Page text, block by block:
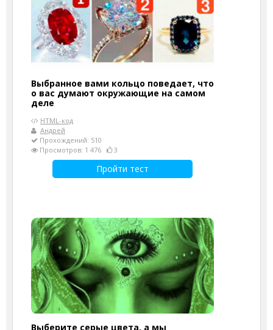
Выбранное вами кольцо поведает, что
о вас думают окружающие на самом
деле
HTML-код
Андрей
Прохождений: 510
Просмотров: 1 476
3
Пройти тест
Выберите серые цвета, а мы